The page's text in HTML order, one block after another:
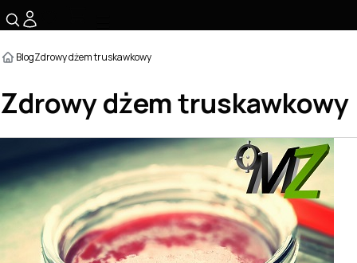
BlogZdrowy dżem truskawkowy
Zdrowy dżem truskawkowy